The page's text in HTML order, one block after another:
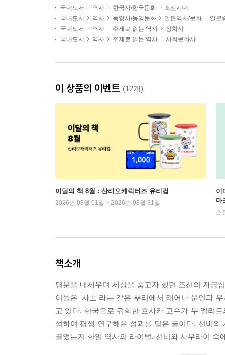
국내도서 역사 한국사/한국문화
조선시대
국내도서
역사 동양사/동양문화 일본역사/문화
일본
국내도서
역사 주제로 읽는 역사
정치사
국내도서
역사 주제로 읽는 역사 사회문화사
이 상품의 이벤트 (12개)
이달의 책 8월 : 산리오캐릭터즈 유리컵
2026년 08월 01일 ~ 2026년 08월 31일
이
마
소
책소개
명분을 내세우며 세상을 품고자 했던 조선의 자긍
이들은 '사士'라는 같은 뿌리에서 태어나 문인과
고 있다. 한국으로 귀화한 호사카 교수가 두 엘리
석하여 평생 연구해온 성과를 담은 글이다. 선비
끌었는지 한일 역사의 라이벌, 선비와 사무라이